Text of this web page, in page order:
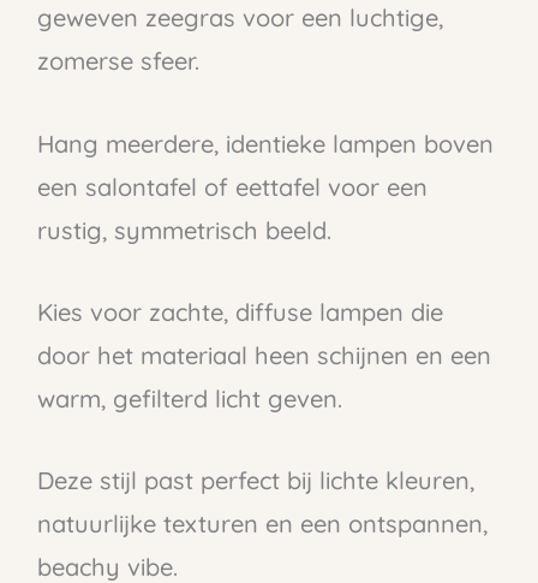
geweven zeegras voor een luchtige,
zomerse sfeer.
Hang meerdere, identieke lampen boven
een salontafel of eettafel voor een
rustig, symmetrisch beeld.
Kies voor zachte, diffuse lampen die
door het materiaal heen schijnen en een
warm, gefilterd licht geven.
Deze stijl past perfect bij lichte kleuren,
natuurlijke texturen en een ontspannen,
beachy vibe.